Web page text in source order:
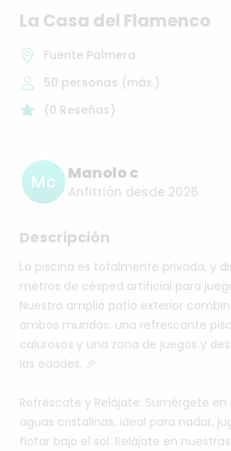
La Casa del Flamenco
Fuente Palmera
50 personas (máx.)
(0 Reseñas)
Mc Manolo c
Anfitrión desde 2026
Descripción
La piscina es totalmente privada, y
metros de césped artificial para
Nuestro amplio patio exterior
ambos mundos: una refrescante
calurosos y una zona de juegos y
las edades. 🎉
Refréscate y Relájate: Sumérgete en
aguas cristalinas, ideal para nadar,
flotar bajo el sol. Relájate en nuestras